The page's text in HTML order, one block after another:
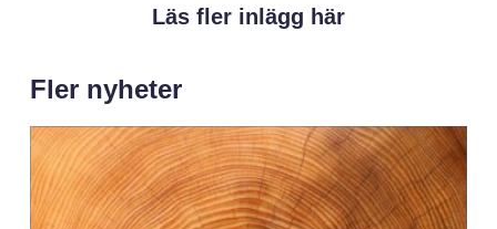
Läs fler inlägg här
Fler nyheter